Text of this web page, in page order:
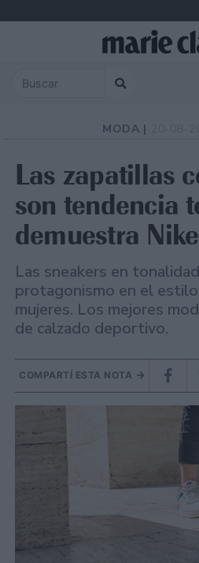
MODA |
Las zapatillas
son tendencia
demuestra Nike
Las sneakers en
protagonismo en el
mujeres. Los mejores
de calzado deportivo.
COMPARTÍ ESTA NOTA